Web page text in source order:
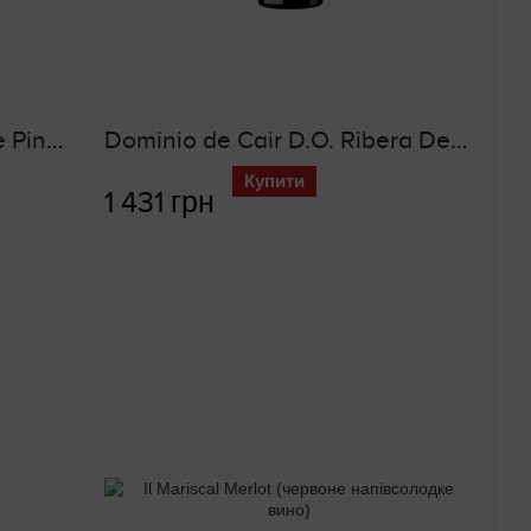
Castelbeaux Grand Reserve Pinot Noir (червоне сухе вино) Dominio de Cair D.O. Ribera Del Duero SELECCION LA AGUILERA (червоне сухе вино)
1 431 грн
Купити